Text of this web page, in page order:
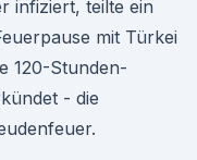
infiziert, teilte ein
mit Türkei
120-Stunden-
- die